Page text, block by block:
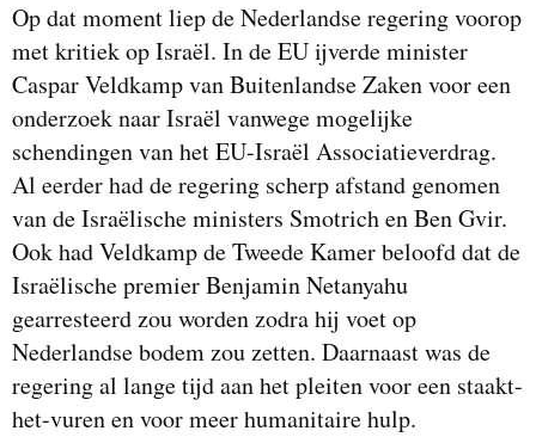
Op dat moment liep de Nederlandse regering voorop
met kritiek op Israël. In de EU ijverde minister
Caspar Veldkamp van Buitenlandse Zaken voor een
onderzoek naar Israël vanwege mogelijke
schendingen van het EU-Israël Associatieverdrag.
Al eerder had de regering scherp afstand genomen
van de Israëlische ministers Smotrich en Ben Gvir.
Ook had Veldkamp de Tweede Kamer beloofd dat de
Israëlische premier Benjamin Netanyahu
gearresteerd zou worden zodra hij voet op
Nederlandse bodem zou zetten. Daarnaast was de
regering al lange tijd aan het pleiten voor een staakt-
het-vuren en voor meer humanitaire hulp.